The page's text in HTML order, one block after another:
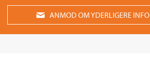
ANMOD OM YDERLIGERE